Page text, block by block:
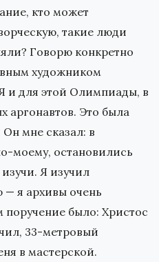
кто может
такие люди
Говорю конкретно
художником
и для этой Олимпиады, в
аргонавтов. Это была
мне сказал: в
моему, остановились
Я изучил
я архивы очень
было: Христос
33-метровый
в мастерской.